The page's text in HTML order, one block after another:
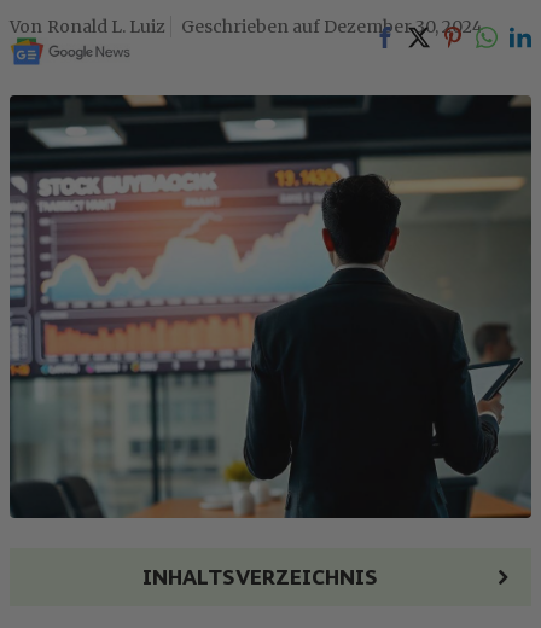
Ronald L. Luiz Dezember 30, 2024
INHALTSVERZEICHNIS